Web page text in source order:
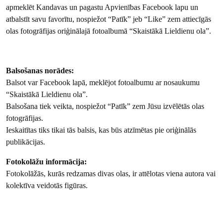
apmeklēt Kandavas un pagastu Apvienības Facebook lapu un
atbalstīt savu favorītu, nospiežot “Patīk” jeb “Like” zem attiecīgās
olas fotogrāfijas oriģinālajā fotoalbumā “Skaistākā Lieldienu ola”.
Balsošanas norādes:
Balsot var Facebook lapā, meklējot fotoalbumu ar nosaukumu
“Skaistākā Lieldienu ola”.
Balsošana tiek veikta, nospiežot “Patīk” zem Jūsu izvēlētās olas
fotogrāfijas.
Ieskaitītas tiks tikai tās balsis, kas būs atzīmētas pie oriģinālās
publikācijas.
Fotokolāžu informācija:
Fotokolāžās, kurās redzamas divas olas, ir attēlotas viena autora vai
kolektīva veidotās figūras.